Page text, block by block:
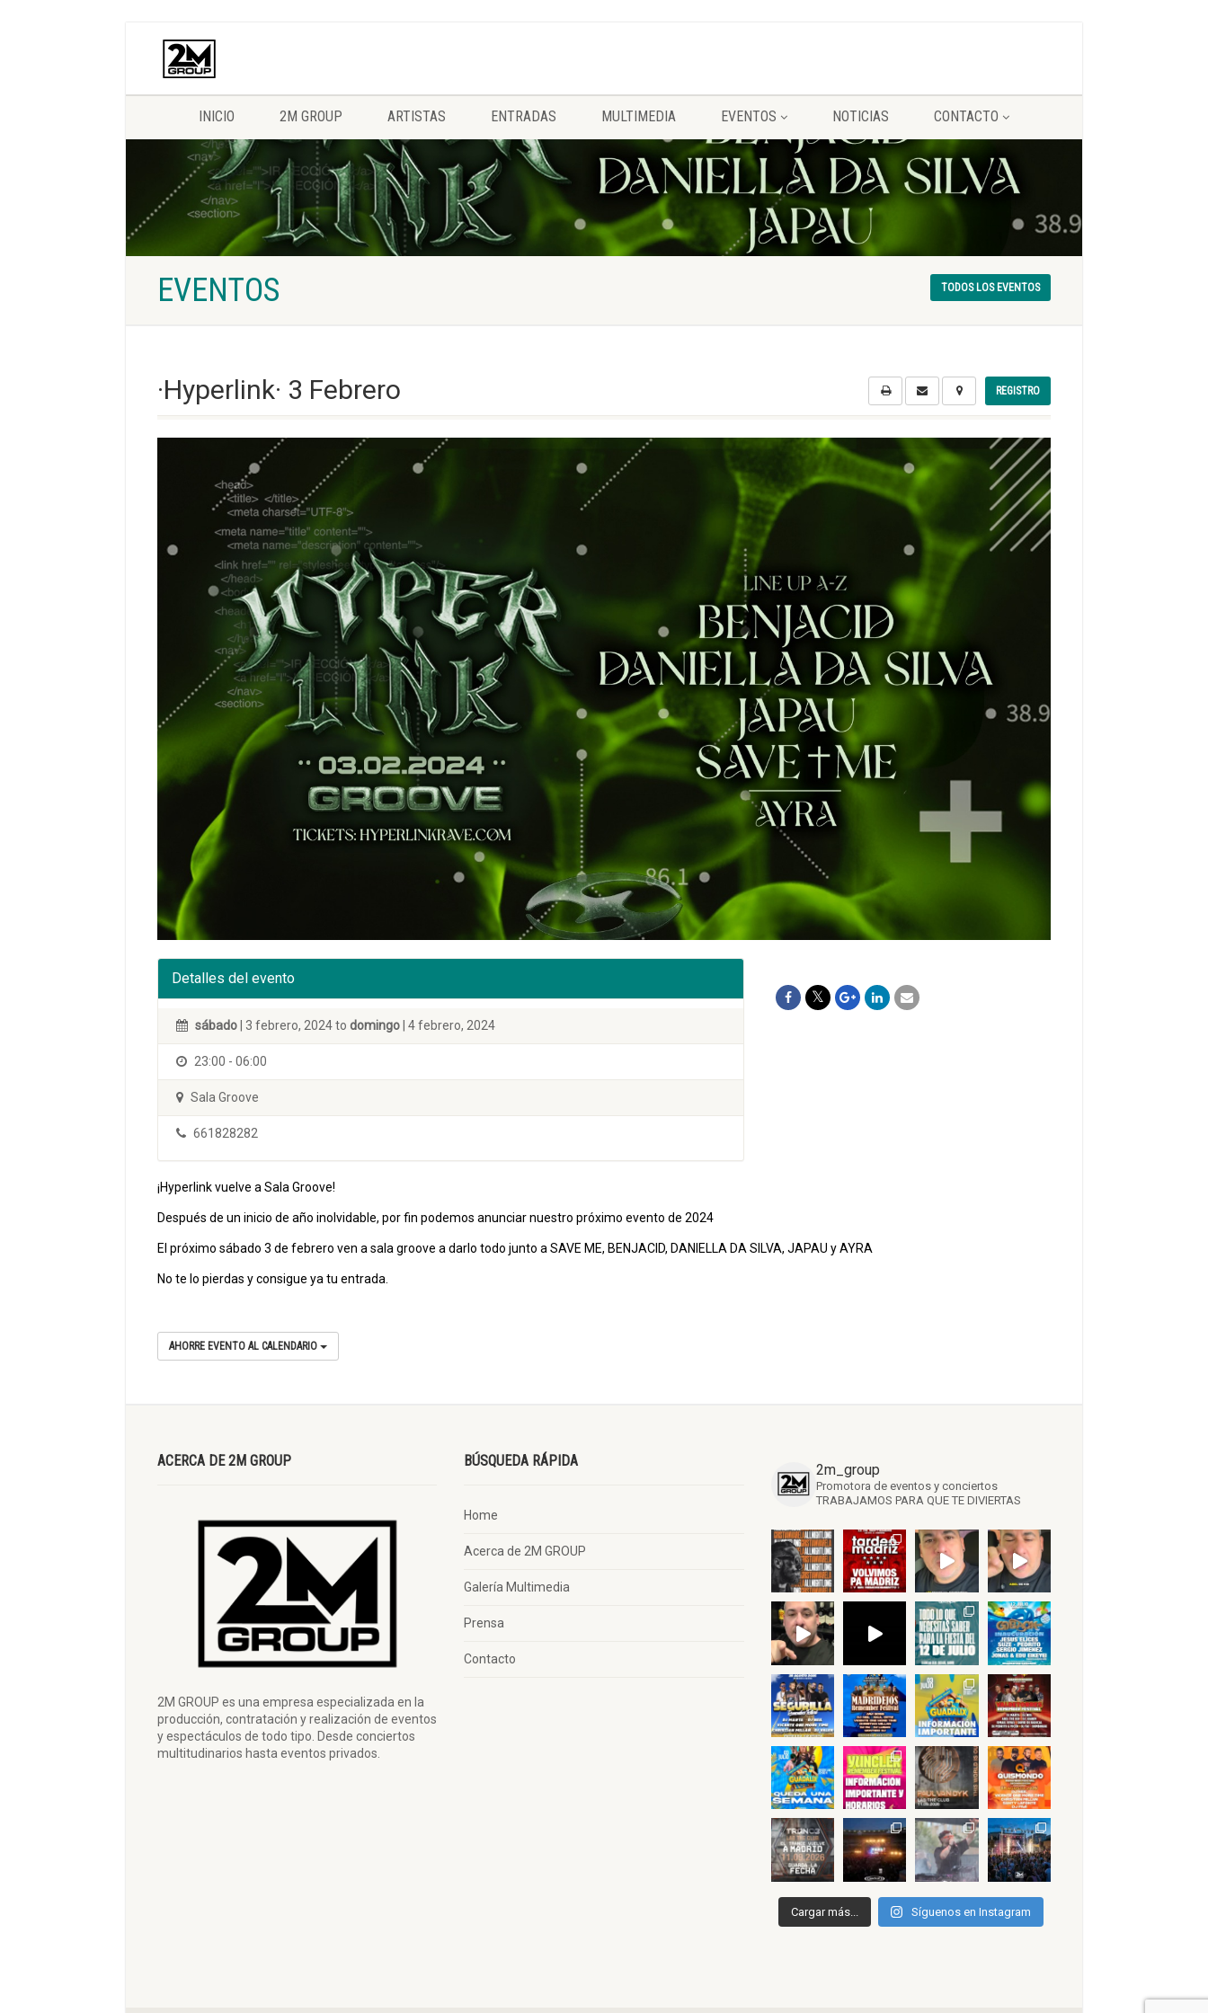
INICIO 2M GROUP ARTISTAS ENTRADAS MULTIMEDIA EVENTOS NOTICIAS CONTACTO
EVENTOS TODOS LOS EVENTOS
REGISTRO
·Hyperlink· 3 Febrero
Detalles del evento
sábado | 3 febrero, 2024 to domingo | 4 febrero, 2024
23:00 - 06:00
Sala Groove
661828282
¡Hyperlink vuelve a Sala Groove!
Después de un inicio de año inolvidable, por fin podemos anunciar nuestro próximo evento de 2024
El próximo sábado 3 de febrero ven a sala groove a darlo todo junto a SAVE ME, BENJACID, DANIELLA DA SILVA, JAPAU y AYRA
No te lo pierdas y consigue ya tu entrada.
AHORRE EVENTO AL CALENDARIO
ACERCA DE 2M GROUP
2M GROUP es una empresa especializada en la
producción, contratación y realización de eventos
y espectáculos de todo tipo. Desde conciertos
multitudinarios hasta eventos privados.
BÚSQUEDA RÁPIDA
Home
Acerca de 2M GROUP
Galería Multimedia
Prensa
Contacto
2m_group
Promotora de eventos y conciertos
TRABAJAMOS PARA QUE TE DIVIERTAS
Cargar más... Síguenos en Instagram